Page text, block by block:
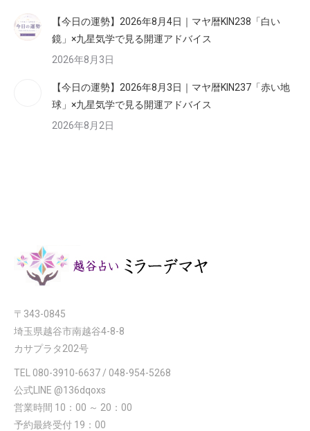
【今日の運勢】2026年8月4日｜マヤ暦KIN238「白い
鏡」×九星気学で見る開運アドバイス
2026年8月3日
【今日の運勢】2026年8月3日｜マヤ暦KIN237「赤い地
球」×九星気学で見る開運アドバイス
2026年8月2日
〒343-0845
埼玉県越谷市南越谷4-8-8
カサプラタ202号
TEL 080-3910-6637 / 048-954-5268
公式LINE @136dqoxs
営業時間 10：00 ～ 20：00
予約最終受付 19：00